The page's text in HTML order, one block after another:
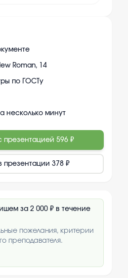
Roman, 14
по ГОСТу
несколько минут
презентацией 596 ₽
презентации 378 ₽
за 2 000 ₽ в течение
пожелания, критерии
преподавателя.